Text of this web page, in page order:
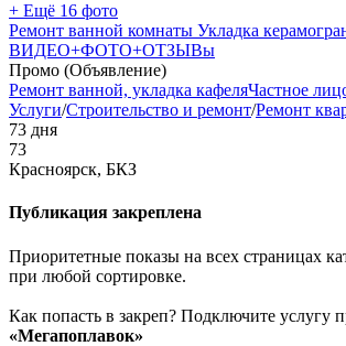
+ Ещё 16 фото
Ремонт ванной комнаты Укладка
ВИДЕО+ФОТО+ОТЗЫВы
Промо (Объявление)
Ремонт ванной, укладка кафеляЧастное
Услуги/Строительство и ремонт/Ремонт
73 дня
73
Красноярск, БКЗ
Публикация закреплена
Приоритетные показы на всех страницах
при любой сортировке.
Как попасть в закреп? Подключите услугу
«Мегапоплавок»